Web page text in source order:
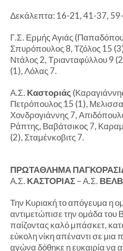
Δεκάλεπτα: 16-21, 41-37,
Γ.Σ. Ερμής Αγιάς
Σπυρόπουλος 8, Τζόλος 15
Ντάλος 2, Τριανταφύλλου 9
(1), Λόλας 7.
Α.Σ. Καστοριάς
Πετρόπουλος 15 (1),
Χονδρογιάννης 7,
Ράπτης, Βαβάτσικος 7,
(2), Σταμένκοβιτς 7.
ΠΡΩΤΑΘΛΗΜΑ
Α.Σ. ΚΑΣΤΟΡΙΑΣ– Α.Σ.
Την Κυριακή το απόγευμα η
αντιμετώπισε την ομάδα του
παίζοντας καλό μπάσκετ,
εύκολη νίκη απέναντι σε μια
αγώνα δόθηκε η ευκαιρία να